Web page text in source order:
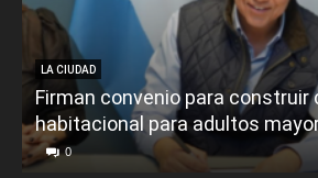
LA CIUDAD
Firman convenio para construir
habitacional para adultos
0